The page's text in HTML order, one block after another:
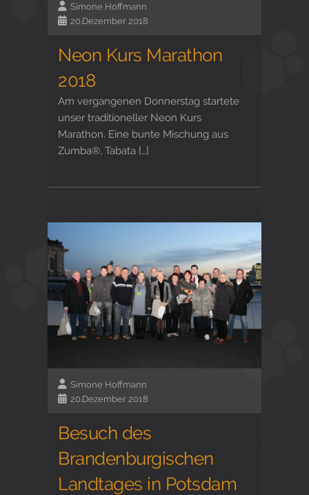
Simone Hoffmann
20.Dezember 2018
Neon Kurs Marathon
2018
Am vergangenen Donnerstag startete
unser traditioneller Neon Kurs
Marathon. Eine bunte Mischung aus
Zumba®, Tabata […]
Simone Hoffmann
20.Dezember 2018
Besuch des
Brandenburgischen
Landtages in Potsdam